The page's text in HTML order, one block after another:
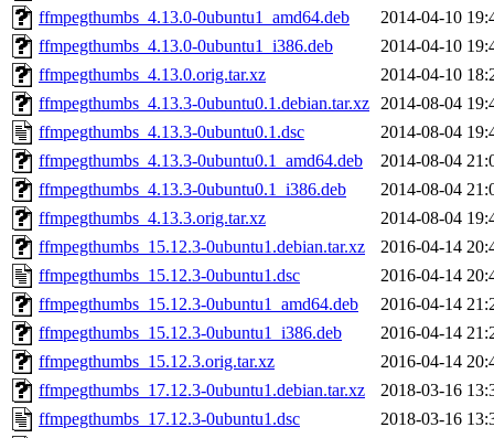
ffmpegthumbs_4.13.0-0ubuntu1_amd64.deb
2014-04-10
ffmpegthumbs_4.13.0-0ubuntu1_i386.deb
2014-04-10
ffmpegthumbs_4.13.0.orig.tar.xz
2014-04-10
ffmpegthumbs_4.13.3-0ubuntu0.1.debian.tar.xz 2014-08-04
ffmpegthumbs_4.13.3-0ubuntu0.1.dsc
2014-08-04
ffmpegthumbs_4.13.3-0ubuntu0.1_amd64.deb
2014-08-04
ffmpegthumbs_4.13.3-0ubuntu0.1_i386.deb
2014-08-04
ffmpegthumbs_4.13.3.orig.tar.xz
2014-08-04
ffmpegthumbs_15.12.3-0ubuntu1.debian.tar.xz
2016-04-14
ffmpegthumbs_15.12.3-0ubuntu1.dsc
2016-04-14
ffmpegthumbs_15.12.3-0ubuntu1_amd64.deb
2016-04-14
ffmpegthumbs_15.12.3-0ubuntu1_i386.deb
2016-04-14
ffmpegthumbs_15.12.3.orig.tar.xz
2016-04-14
ffmpegthumbs_17.12.3-0ubuntu1.debian.tar.xz
2018-03-16
ffmpegthumbs_17.12.3-0ubuntu1.dsc
2018-03-16